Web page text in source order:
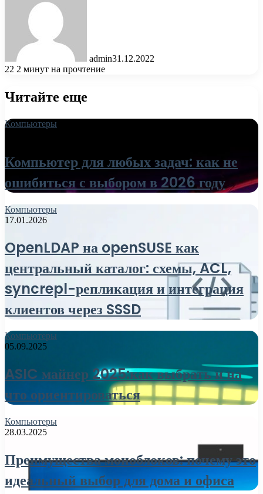
admin31.12.2022
22 2 минут на прочтение
Читайте еще
Компьютеры
Компьютер для любых задач: как не
ошибиться с выбором в 2026 году
Компьютеры
17.01.2026
OpenLDAP на openSUSE как
центральный каталог: схемы, ACL,
syncrepl-репликация и интеграция
клиентов через SSSD
Компьютеры
05.09.2025
ASIC майнер 2025:как выбрать и на
что ориентироваться
Компьютеры
28.03.2025
Преимущества моноблоков: почему это
идеальный выбор для дома и офиса